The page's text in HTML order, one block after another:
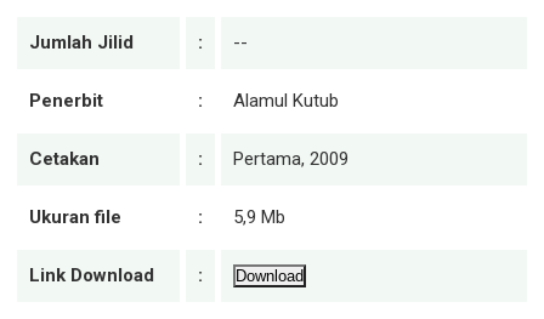
Jumlah Jilid : --
Penerbit : Alamul Kutub
Cetakan : Pertama, 2009
Ukuran file : 5,9 Mb
Link Download : Download